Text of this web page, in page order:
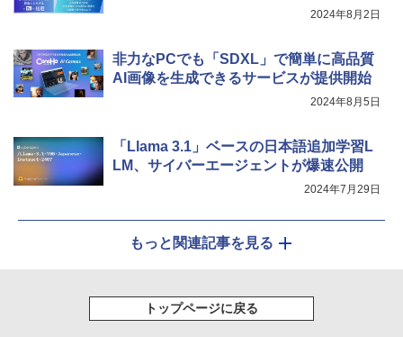
2024年8月2日
非力なPCでも「SDXL」で簡単に高品質
AI画像を生成できるサービスが提供開始
2024年8月5日
「Llama 3.1」ベースの日本語追加学習L
LM、サイバーエージェントが爆速公開
2024年7月29日
もっと関連記事を見る
トップページに戻る